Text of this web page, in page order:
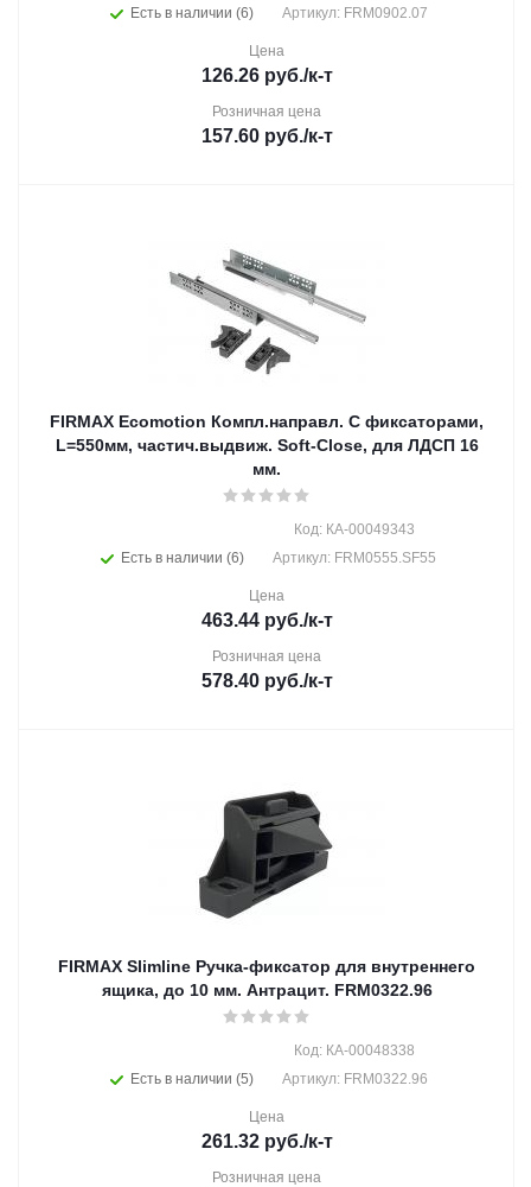
Есть в наличии (6)
Артикул: FRM0902.07
Цена
126.26руб./к-т
Розничная цена
157.60руб./к-т
FIRMAX Ecomotion Компл.направл. С фиксаторами,
L=550мм, частич.выдвиж. Soft-Close, для ЛДСП 16
мм.
Есть в наличии (6)
Код: КА-00049343
Артикул: FRM0555.SF55
Цена
463.44руб./к-т
Розничная цена
578.40руб./к-т
FIRMAX Slimline Ручка-фиксатор для внутреннего
ящика, до 10 мм. Антрацит. FRM0322.96
Есть в наличии (5)
Код: КА-00048338
Артикул: FRM0322.96
Цена
261.32руб./к-т
Розничная цена